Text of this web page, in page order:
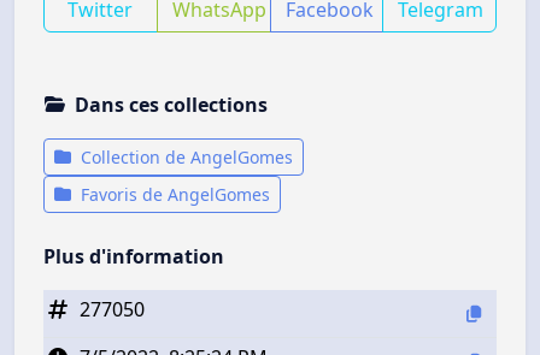
Twitter WhatsApp Facebook Telegram
Dans ces collections
Collection de AngelGomes
Favoris de AngelGomes
Plus d'information
277050